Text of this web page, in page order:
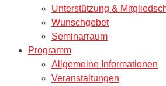
Unterstützung &
Wunschgebet
Seminarraum
Programm
Allgemeine Informationen
Veranstaltungen